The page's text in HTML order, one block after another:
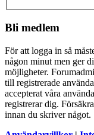
Bli medlem
För att logga in så
någon minut men ger
möjligheter.
till registrerade
accepterat våra
registrerar dig.
innan du skriver något.